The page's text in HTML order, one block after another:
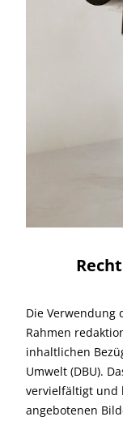
Die Verwendung
Rahmen
inhaltlichen
Umwelt (DBU).
vervielfältigt und
angebotenen